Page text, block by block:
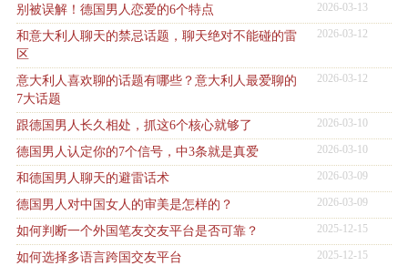
别被误解！德国男人恋爱的6个特点 2026-03-13
和意大利人聊天的禁忌话题，聊天绝对不能碰的雷
区
2026-03-12
意大利人喜欢聊的话题有哪些？意大利人最爱聊的
7大话题
2026-03-12
跟德国男人长久相处，抓这6个核心就够了 2026-03-10
德国男人认定你的7个信号，中3条就是真爱 2026-03-10
和德国男人聊天的避雷话术 2026-03-09
德国男人对中国女人的审美是怎样的？ 2026-03-09
如何判断一个外国笔友交友平台是否可靠？ 2025-12-15
如何选择多语言跨国交友平台 2025-12-15